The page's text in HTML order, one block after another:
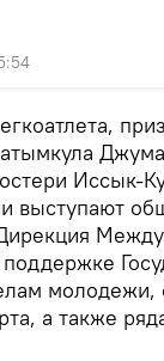
Иссык-
выступают
молодежи,
а также